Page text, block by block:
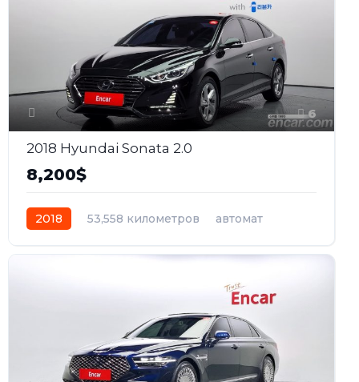
6
2018 Hyundai Sonata 2.0
8,200$
2018 53,558 километров
автомат